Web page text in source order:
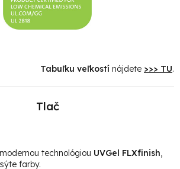
Tabuľku veľkostí nájdete >>> TU.
Tlač
technológiou UVGel FLXfinish,
farby.